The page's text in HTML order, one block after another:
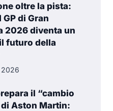
oltre la pista:
di Gran
2026 diventa un
futuro della
il “cambio
Aston Martin: